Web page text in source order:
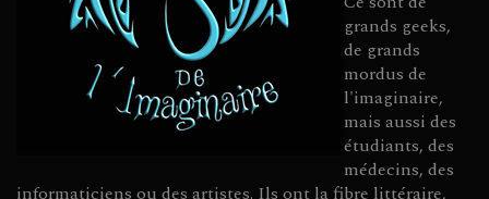
grands geeks,
de grands
mordus de
l'imaginaire,
mais aussi des
étudiants, des
médecins, des
informaticiens ou des artistes. Ils ont la fibre littéraire,